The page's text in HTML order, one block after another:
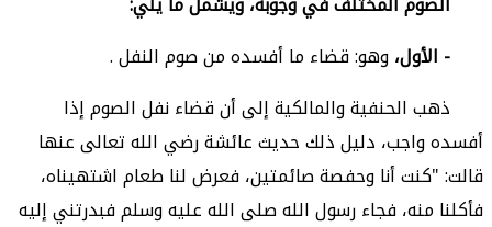
- الأول،وهو: قضاء ما أفسده من صوم النفل .
ذهب الحنفية والمالكيةإلى أن قضاء نفل الصوم إذا
أفسده واجب، دليل ذلك حديث عائشة رضي الله تعالى عنها
قالت: "كنت أنا وحفصة صائمتين، فعرض لنا طعام اشتهيناه،
فأكلنا منه، فجاء رسول الله صلى الله عليه وسلم فبدرتني إليه